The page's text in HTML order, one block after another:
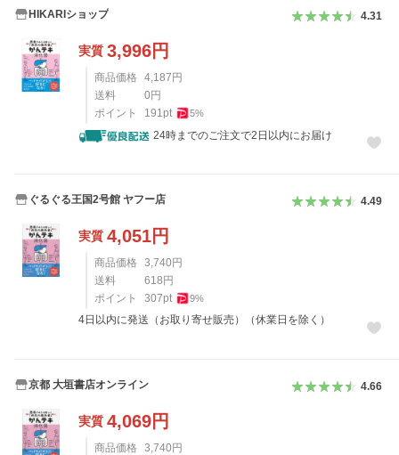
HIKARIショップ 4.31
実質 3,996円
商品価格 4,187 円
送料
0 円
ポイント
191pt 5%
24時までのご注文で2日以内にお届け
ぐるぐる王国2号館 ヤフー店 4.49
実質 4,051円
商品価格 3,740 円
送料
618 円
ポイント
307pt 9%
4日以内に発送（お取り寄せ販売）（休業日を除く）
京都 大垣書店オンライン 4.66
実質 4,069円
商品価格 3,740 円